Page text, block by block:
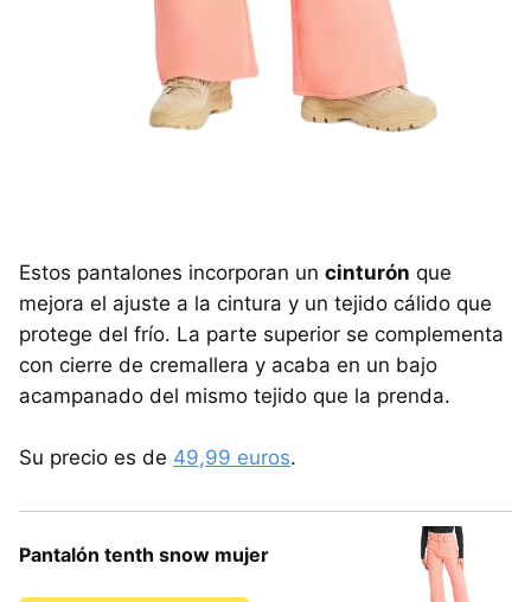
Estos pantalones incorporan un cinturón que
mejora el ajuste a la cintura y un tejido cálido que
protege del frío. La parte superior se complementa
con cierre de cremallera y acaba en un bajo
acampanado del mismo tejido que la prenda.
Su precio es de 49,99 euros.
Pantalón tenth snow mujer